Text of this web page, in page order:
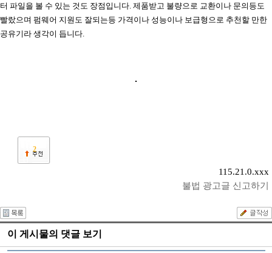
터 파일을 볼 수 있는 것도 장점입니다. 제품받고 불량으로 교환이나 문의등도
빨랐으며 펌웨어 지원도 잘되는등 가격이나 성능이나 보급형으로 추천할 만한
공유기라 생각이 듭니다.
2
115.21.0.xxx
불법 광고글 신고하기
이 게시물의 댓글 보기